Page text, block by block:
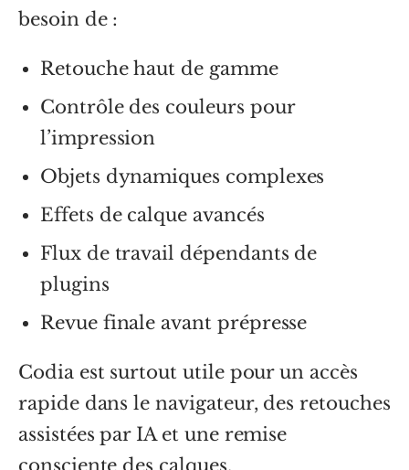
besoin de :
Retouche haut de gamme
Contrôle des couleurs pour
l’impression
Objets dynamiques complexes
Effets de calque avancés
Flux de travail dépendants de
plugins
Revue finale avant prépresse
Codia est surtout utile pour un accès
rapide dans le navigateur, des retouches
assistées par IA et une remise
consciente des calques.